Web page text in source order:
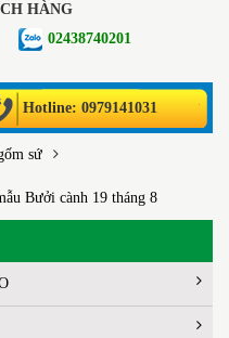
HÀNG
02438740201
Hotline: 0979141031
sứ
Bưởi cành 19 tháng 8